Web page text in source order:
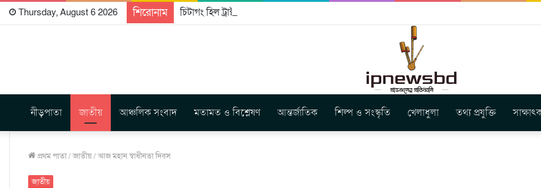
Thursday, August 6 2026 শিরোনাম চিটাগং হিল ট্রাক্টস রাইটার্স ইউনিয়ন এর কেন্দ্রীয় নেতৃত্বে মংক্য শোয়ে নু নেভী এবং মুকুল কান্তি ত্রিপুরা
নীড়পাতা জাতীয় আঞ্চলিক সংবাদ মতামত ও বিশ্লেষণ আন্তর্জাতিক শিল্প ও সংস্কৃতি খেলাধুলা তথ্য প্রযুক্তি
প্রথম পাতা/জাতীয়/আজ মহান স্বাধীনতা দিবস
জাতীয়